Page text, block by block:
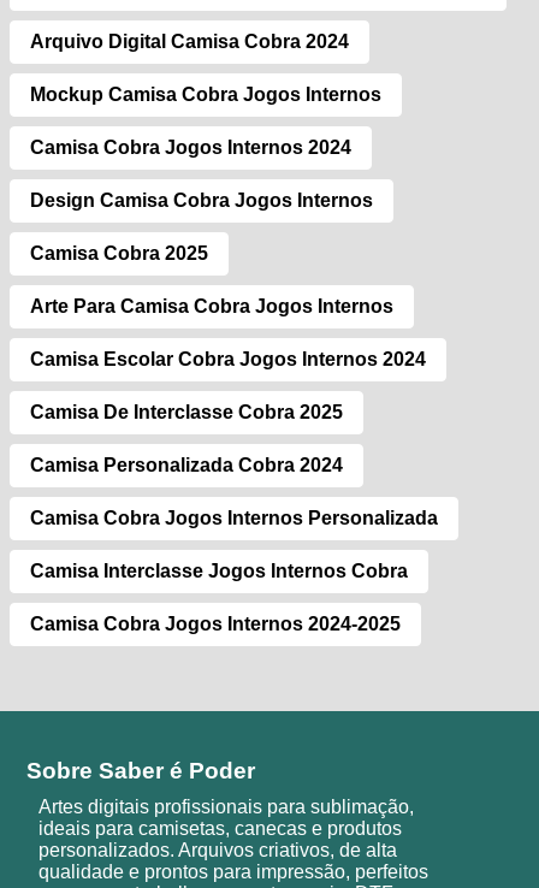
Arquivo Digital Camisa Cobra 2024
Mockup Camisa Cobra Jogos Internos
Camisa Cobra Jogos Internos 2024
Design Camisa Cobra Jogos Internos
Camisa Cobra 2025
Arte Para Camisa Cobra Jogos Internos
Camisa Escolar Cobra Jogos Internos 2024
Camisa De Interclasse Cobra 2025
Camisa Personalizada Cobra 2024
Camisa Cobra Jogos Internos Personalizada
Camisa Interclasse Jogos Internos Cobra
Camisa Cobra Jogos Internos 2024-2025
Sobre Saber é Poder
Artes digitais profissionais para sublimação,
ideais para camisetas, canecas e produtos
personalizados. Arquivos criativos, de alta
qualidade e prontos para impressão, perfeitos